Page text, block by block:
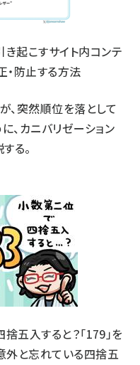
起こすサイト内コンテ
・防止する方法
、突然順位を落として
、カニバリゼーション
る。
五入すると？「179」を
外と忘れている四捨五